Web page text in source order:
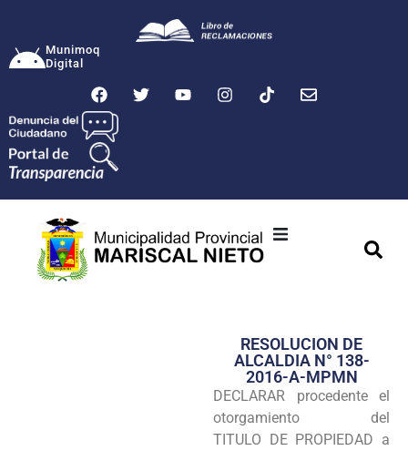
Munimoq
Digital
Transparencia
Seguridad
Programas
RESOLUCION DE
ALCALDIA N° 138-
2016-A-MPMN
DECLARAR procedente el
otorgamiento del
TITULO DE PROPIEDAD a